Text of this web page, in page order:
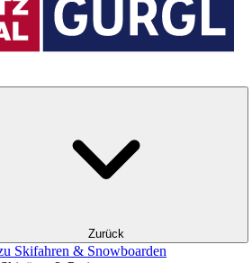
Zurück
Skifahren & Snowboarden